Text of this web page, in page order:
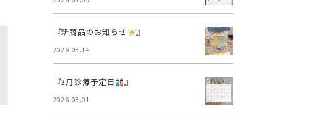
『新商品のお知らせ 』
2026.03.14
『3月診療予定日 』
2026.03.01